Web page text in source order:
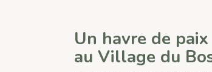
Un havre de
au Village du